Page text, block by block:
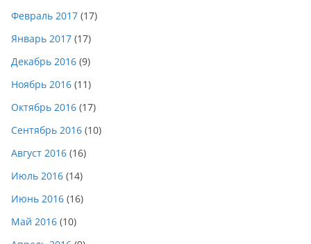
Февраль 2017 (17)
Январь 2017 (17)
Декабрь 2016 (9)
Ноябрь 2016 (11)
Октябрь 2016 (17)
Сентябрь 2016 (10)
Август 2016 (16)
Июль 2016 (14)
Июнь 2016 (16)
Май 2016 (10)